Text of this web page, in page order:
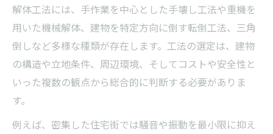
解体工法には、手作業を中心とした手壊し工法や重機を
用いた機械解体、建物を特定方向に倒す転倒工法、三角
倒しなど多様な種類が存在します。工法の選定は、建物
の構造や立地条件、周辺環境、そしてコストや安全性と
いった複数の観点から総合的に判断する必要がありま
す。
例えば、密集した住宅街では騒音や振動を最小限に抑え